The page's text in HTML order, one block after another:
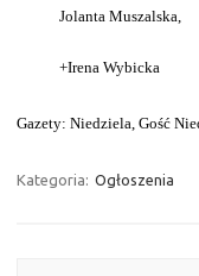
Jolanta Muszalska,
+Irena Wybicka
Gazety: Niedziela, Gość
Kategoria: Ogłoszenia